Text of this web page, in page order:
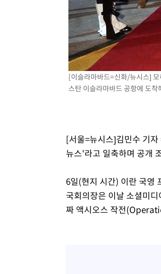
[이슬라마바드=신화/뉴시스]
스탄 이슬라마바드 공항에 도
[서울=뉴시스]김민수 기
뉴스'라고 일축하며 공개
6일(현지 시간) 이란 국영
국회의장은 이날 소셜미
짜 액시오스 작전